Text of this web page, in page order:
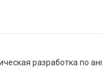
разработка по